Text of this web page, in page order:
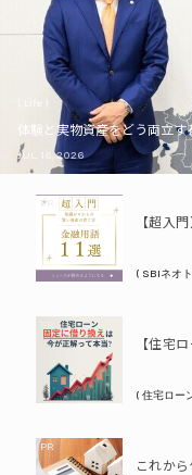
体験と実物資産をどう両立
JUL. 16, 2026
PR
( SBIネオ
( 住宅ロー
PR